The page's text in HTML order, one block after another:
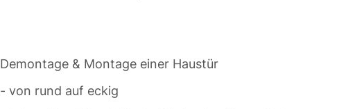
Demontage & Montage einer Haustür
- von rund auf eckig